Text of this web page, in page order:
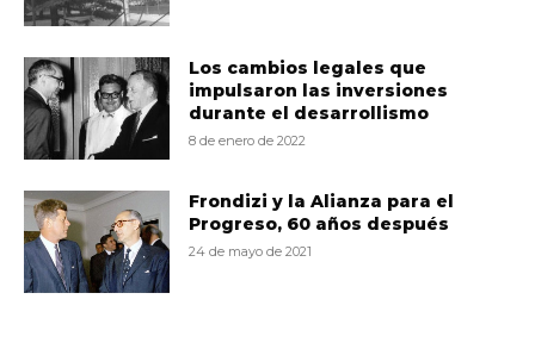
Los cambios legales que
impulsaron las inversiones
durante el desarrollismo
8 de enero de 2022
Frondizi y la Alianza para el
Progreso, 60 años después
24 de mayo de 2021